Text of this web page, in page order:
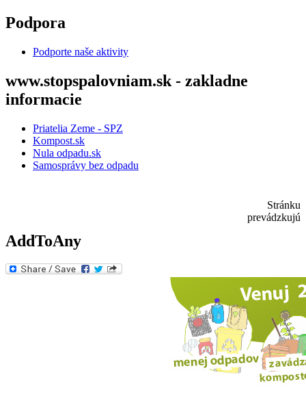
Skočiť na hlavný obsah
Podpora
Podporte naše aktivity
www.stopspalovniam.sk - zakladne
informacie
Priatelia Zeme - SPZ
Kompost.sk
Nula odpadu.sk
Samosprávy bez odpadu
Stránku
prevádzkujú
AddToAny